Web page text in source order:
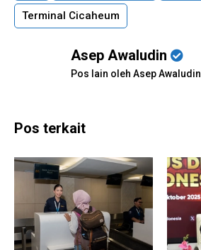
Terminal Cicaheum
Asep Awaludin
Pos lain oleh Asep Awaludin
Pos terkait